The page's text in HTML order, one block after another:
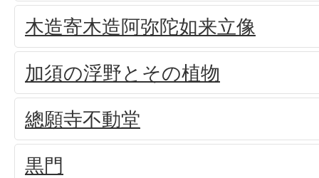
木造寄木造阿弥陀如来立像
加須の浮野とその植物
總願寺不動堂
黒門